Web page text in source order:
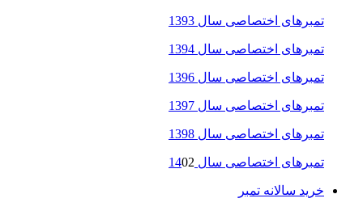
تمبرهای اختصاصی سال 1393
تمبرهای اختصاصی سال 1394
تمبرهای اختصاصی سال 1396
تمبرهای اختصاصی سال 1397
تمبرهای اختصاصی سال 1398
تمبرهای اختصاصی سال 14 02
خرید سالانه تمبر